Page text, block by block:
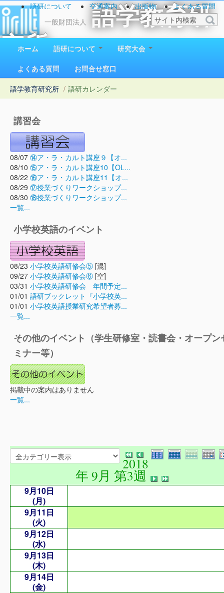
一般財団法人
語学教育研
究所
1923（大正12）年創立
語研について 交通案内 出版物
よくある質問
お問い合わせ
ホーム 語研について
研究大会
よくある質問
お問合せ窓口
語学教育研究所 / 語研カレンダー
講習会
08/07 ⑭ア・ラ・カルト講座９【オ...
08/10 ⑮ア・ラ・カルト講座10【OL...
08/22 ⑯ア・ラ・カルト講座11【オ...
08/29 ⑰授業づくりワークショップ...
08/30 ⑱授業づくりワークショップ...
一覧...
小学校英語のイベント
08/23 小学校英語研修会⑤ [混]
09/27 小学校英語研修会⑥ [空]
03/31 小学校英語研修会 年間予定...
01/01 語研ブックレット『小学校英...
01/01 小学校英語授業研究希望者募...
一覧...
その他のイベント（学生研修室・読書会・オープン
ミナー等）
掲載中の案内はありません
一覧...
2018
年 9月 第3週
9月10日
(月)
9月11日
(火)
9月12日
(水)
9月13日
(木)
9月14日
(金)